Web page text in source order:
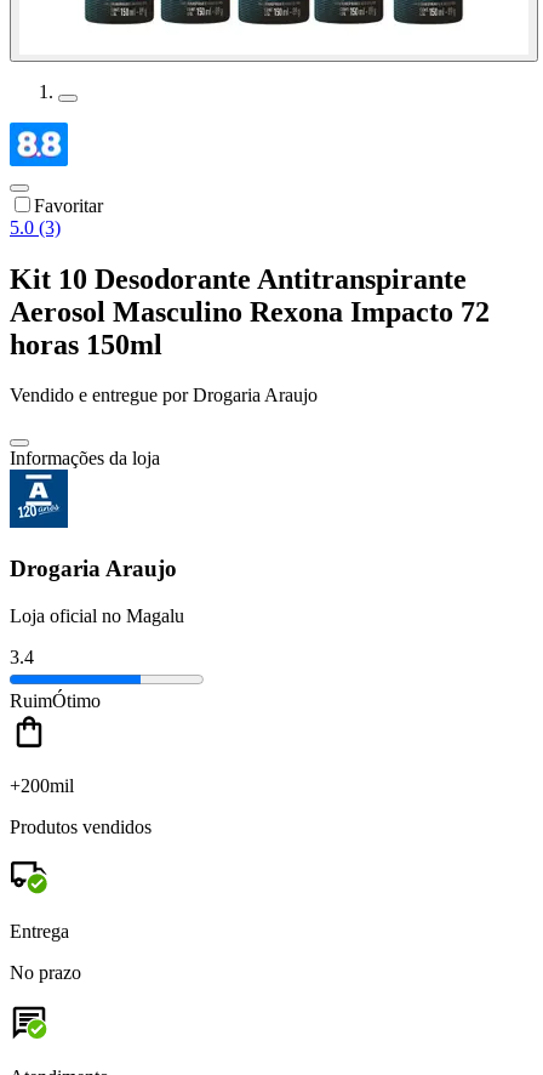
Favoritar
5.0 (3)
Kit 10 Desodorante Antitranspirante
Aerosol Masculino Rexona Impacto 72
horas 150ml
Vendido e entregue por Drogaria Araujo
Informações da loja
Drogaria Araujo
Loja oficial no Magalu
3.4
RuimÓtimo
+200mil
Produtos vendidos
Entrega
No prazo